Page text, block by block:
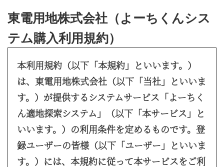
東電用地株式会社（よーちくんシス
テム購入利用規約）
本利用規約（以下「本規約」といいます。）
は、 東電用地株式会社 （以下「当社」といいま
す。）が提供するシステムサービス「よーちく
ん適地探索システム 」（以下「本サービス」と
いいます。）の利用条件を定めるものです。登
録ユーザーの皆様（以下「ユーザー」といいま
す。）には、本規約に従って本サービスをご利